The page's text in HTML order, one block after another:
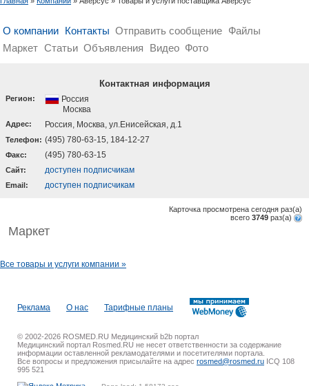
О компании Контакты Отправить сообщение Файлы
Маркет Статьи Объявления Видео Фото
Контактная информация
Регион:
Россия
Москва
Адрес: Россия, Москва, ул.Енисейская, д.1
Телефон: (495) 780-63-15, 184-12-27
Факс: (495) 780-63-15
Cайт: доступен подписчикам
Email: доступен подписчикам
Карточка просмотрена сегодня раз(a)
всего 3749 раз(a)
Маркет
Все товары и услуги компании »
Реклама О нас Тарифные планы
© 2002-2026 ROSMED.RU Медицинский b2b портал
Медицинский портал Rosmed.RU не несет ответственности за содержание
информации оставленной рекламодателями и посетителями портала.
Все вопросы и предложения присылайте на адрес rosmed@rosmed.ru ICQ 108
995 521